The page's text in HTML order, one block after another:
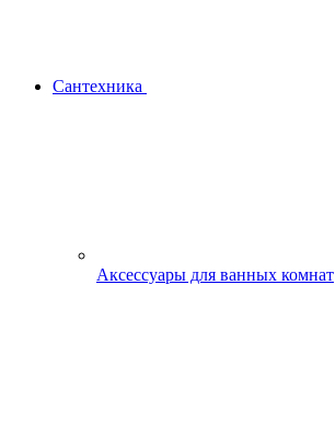
Сантехника
Аксессуары для ванных комнат